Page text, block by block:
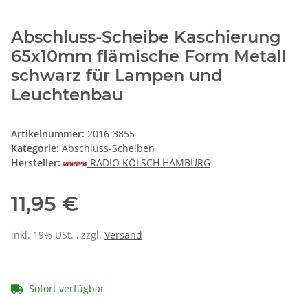
Abschluss-Scheibe Kaschierung
65x10mm flämische Form Metall
schwarz für Lampen und
Leuchtenbau
Artikelnummer: 2016-3855
Kategorie: Abschluss-Scheiben
Hersteller:
RADIO KÖLSCH HAMBURG
11,95 €
inkl. 19% USt. , zzgl. Versand
Sofort verfügbar